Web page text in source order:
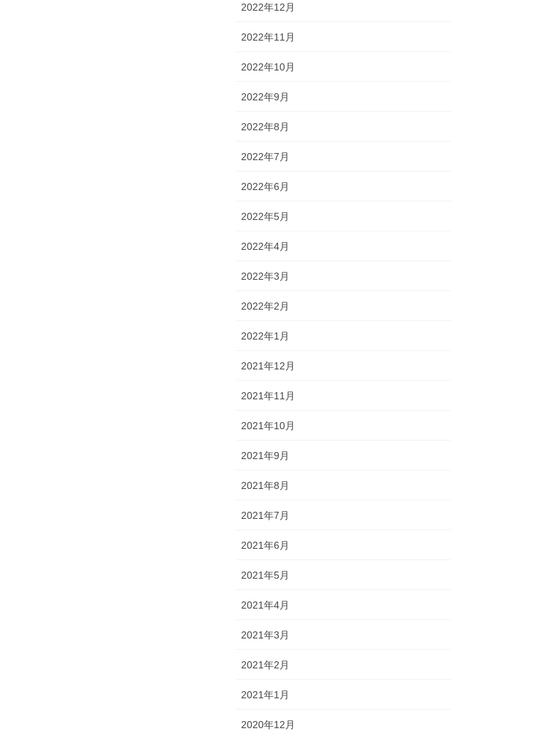
2022年12月
2022年11月
2022年10月
2022年9月
2022年8月
2022年7月
2022年6月
2022年5月
2022年4月
2022年3月
2022年2月
2022年1月
2021年12月
2021年11月
2021年10月
2021年9月
2021年8月
2021年7月
2021年6月
2021年5月
2021年4月
2021年3月
2021年2月
2021年1月
2020年12月